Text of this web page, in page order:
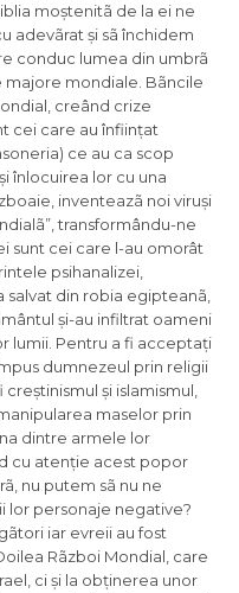
moștenitã de la ei ne
adevãrat și sã închidem
conduc lumea din umbrã
mondiale. Bãncile
creând crize
cei care au înființat
ce au ca scop
înlocuirea lor cu una
inventeazã noi viruși
transformându-ne
sunt cei care l-au omorât
psihanalizei,
din robia egipteanã,
și-au infiltrat oameni
lumii. Pentru a fi acceptați
dumnezeul prin religii
și islamismul,
maselor prin
dintre armele lor
cu atenție acest popor
nu putem sã nu ne
lor personaje negative?
iar evreii au fost
Rãzboi Mondial, care
ci și la obținerea unor